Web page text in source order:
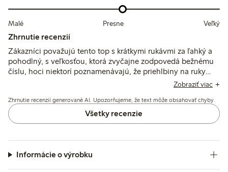
Malé Presne Veľký
Zhrnutie recenzií
Zákazníci považujú tento top s krátkymi rukávmi za ľahký a
pohodlný, s veľkosťou, ktorá zvyčajne zodpovedá bežnému
číslu, hoci niektorí poznamenávajú, že priehlbiny na ruky
môžu byť priestranné. Materiál je tenký a vzdušný, vhodný
priehľadnejšie, než sa očakávalo.
Zobraziť viac
Zhrnutie recenzií generované AI. Upozorňujeme, že text môže obsahovať chyby.
Všetky recenzie
Informácie o výrobku